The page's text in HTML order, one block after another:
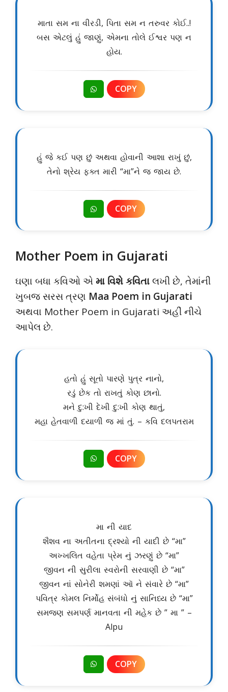
માતા સમ ના વીરડી, પિતા સમ ન તરુવર કોઈ..!
બસ એટલું હું જાણું, એમના તોલે ઈશ્વર પણ ન
હોય.
COPY
હું જે કઈ પણ છું અથવા હોવાની આશા રાખું છું,
તેનો શ્રેય ફક્ત મારી “મા”ને જ જાય છે.
COPY
Mother Poem in Gujarati
ઘણા બધા કવિઓ એમા વિશે કવિતાલખી છે, તેમાંની
ખુબજ સરસ ત્રણ Maa Poem in Gujarati
અથવા Mother Poem in Gujarati અહીં નીચે
આપેલ છે.
હતો હું સૂતો પારણે પુત્ર નાનો,
રડું છેક તો રાખતું કોણ છાનો.
મને દુ:ખી દેખી દુ:ખી કોણ થાતું,
મહા હેતવાળી દયાળી જ માં તું. – કવિ દલપતરામ
COPY
મા ની યાદ
શૈશવ ના અતીતના દ્રશ્યો ની યાદી છે “મા”
અખ્ખલિત વહેતા પ્રેમ નું ઝરણું છે “મા”
જીવન ની સુરીલા સ્વરોની સરવાણી છે “મા”
જીવન નાં સોનેરી શમણાં ઑ ને સંવારે છે “મા”
પવિત્ર કોમલ નિર્મોહ સંબંધો નું સાનિધ્ય છે “મા”
સમજણ સમપર્ણ માનવતા ની મહેક છે ” મા ” –
Alpu
COPY